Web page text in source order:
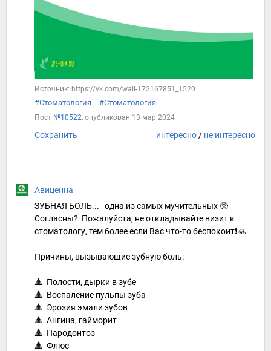
Источник: https://vk.com/wall-172167851_1520
#Стоматология #Стоматология
Пост №10522, опубликован 13 мар 2024
Сохранить интересно / не интересно
Авиценна
ЗУБНАЯ БОЛЬ... одна из самых мучительных 🥺
Согласны? Пожалуйста, не откладывайте визит к
стоматологу, тем более если Вас что-то беспокоит❗️🙏
Причины, вызывающие зубную боль:
🔺 Полости, дырки в зубе
🔺 Воспаление пульпы зуба
🔺 Эрозия эмали зубов
🔺 Ангина, гайморит
🔺 Пародонтоз
🔺 Флюс